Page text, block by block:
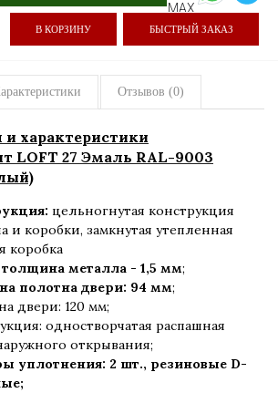
В КОРЗИНУ БЫСТРЫЙ ЗАКАЗ
Отзывов (0)
характеристики
LOFT 27 Эмаль RAL-9003
цельногнутая конструкция
и коробки, замкнутая утепленная
коробка
металла - 1,5 мм;
полотна двери: 94 мм;
двери: 120 мм;
: одностворчатая распашная
открывания;
уплотнения: 2 шт., резиновые D-